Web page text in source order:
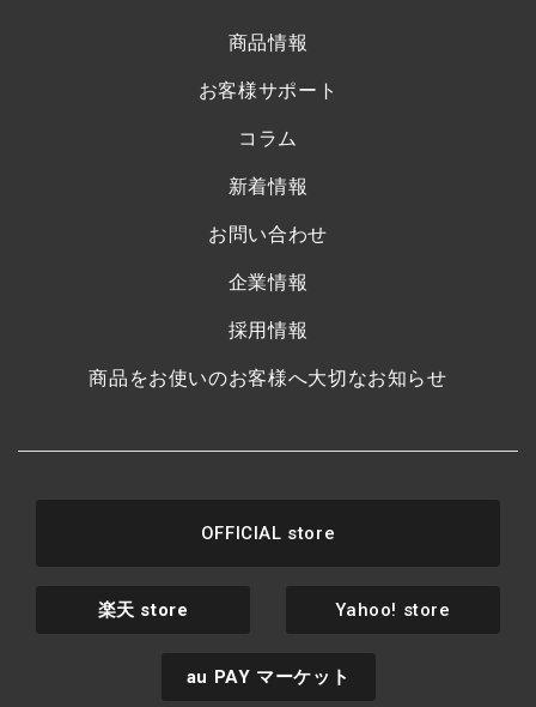
商品情報
お客様サポート
コラム
新着情報
お問い合わせ
企業情報
採用情報
商品をお使いのお客様へ大切なお知らせ
OFFICIAL store
楽天 store Yahoo! store
au PAY マーケット